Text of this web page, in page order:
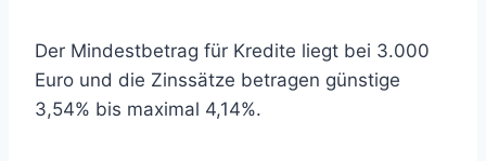
Der Mindestbetrag für Kredite liegt bei 3.000
Euro und die Zinssätze betragen günstige
3,54% bis maximal 4,14%.